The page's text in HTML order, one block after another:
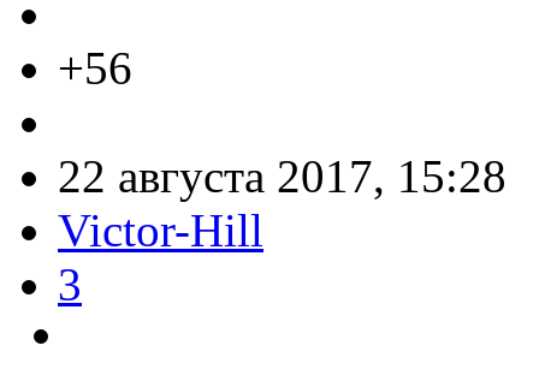
+56
22 августа 2017, 15:28
Victor-Hill
3